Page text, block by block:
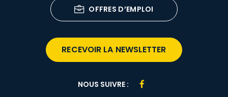
OFFRES D’EMPLOI
RECEVOIR LA NEWSLETTER
NOUS SUIVRE :